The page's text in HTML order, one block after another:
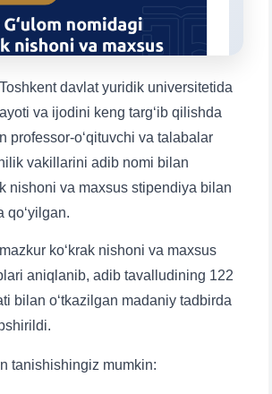
davlat yuridik universitetida
va ijodini keng targ‘ib qilishda
professor-o‘qituvchi va talabalar
vakillarini adib nomi bilan
nishoni va maxsus stipendiya bilan
qo‘yilgan.
ko‘krak nishoni va maxsus
aniqlanib, adib tavalludining 122
bilan o‘tkazilgan madaniy tadbirda
tanishishingiz mumkin:
3. Suhbat (bakalavr) (8)
5. To'lov-kontrakt (2) 6. Elektron ariza (16)
9. Magistratura kvotasi (4) ✉️ Adminga yozish